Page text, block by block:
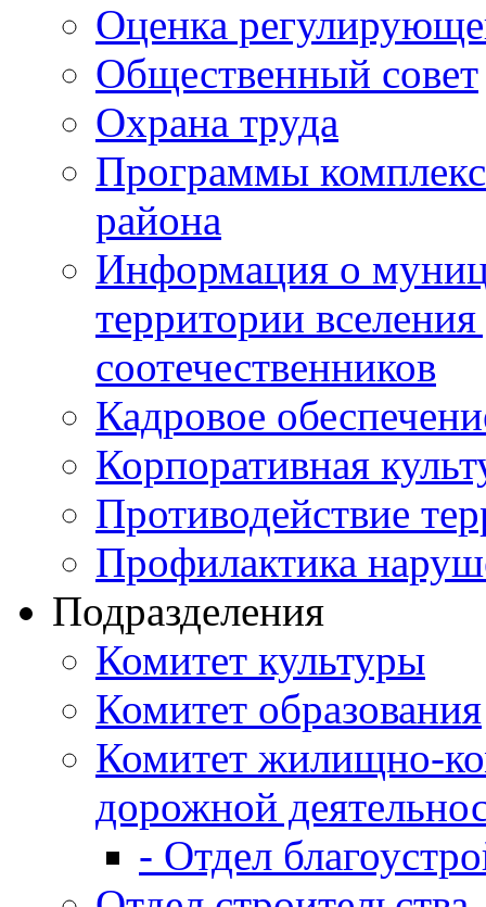
Оценка
Общественный совет
Охрана труда
Программы
района
Информация о
территории
соотечественников
Кадровое
Корпоративная
Противодействие
Профилактика
Подразделения
Комитет культуры
Комитет образования
Комитет жилищно-
дорожной
- Отдел